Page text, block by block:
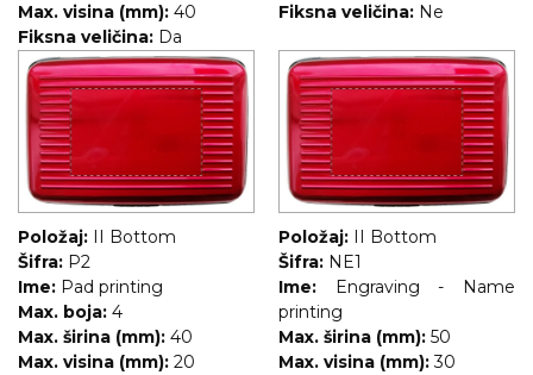
Max. visina (mm): 40
Fiksna veličina: Da
Fiksna veličina: Ne
Položaj: II Bottom
Šifra: P2
Ime: Pad printing
Max. boja: 4
Max. širina (mm): 40
Max. visina (mm): 20
Položaj: II Bottom
Šifra: NE1
Ime:
Engraving - Name
printing
Max. širina (mm): 50
Max. visina (mm): 30